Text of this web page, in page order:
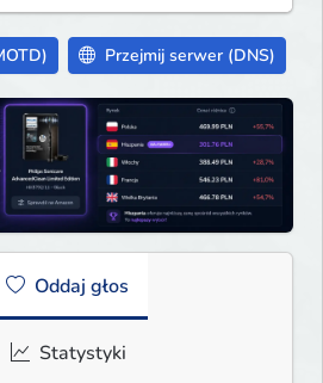
Przejmij serwer (DNS)
Oddaj głos
Statystyki